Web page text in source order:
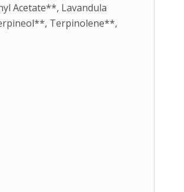
Acetate**, Lavandula
Terpinolene**,